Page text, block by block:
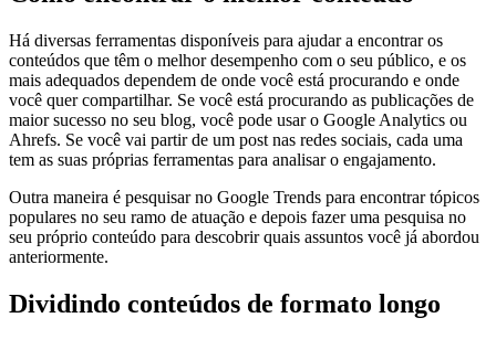
Há diversas ferramentas disponíveis para ajudar a encontrar os
conteúdos que têm o melhor desempenho com o seu público, e os
mais adequados dependem de onde você está procurando e onde
você quer compartilhar. Se você está procurando as publicações de
maior sucesso no seu blog, você pode usar o Google Analytics ou
Ahrefs. Se você vai partir de um post nas redes sociais, cada uma
tem as suas próprias ferramentas para analisar o engajamento.
Outra maneira é pesquisar no Google Trends para encontrar tópicos
populares no seu ramo de atuação e depois fazer uma pesquisa no
seu próprio conteúdo para descobrir quais assuntos você já abordou
anteriormente.
Dividindo conteúdos de formato longo